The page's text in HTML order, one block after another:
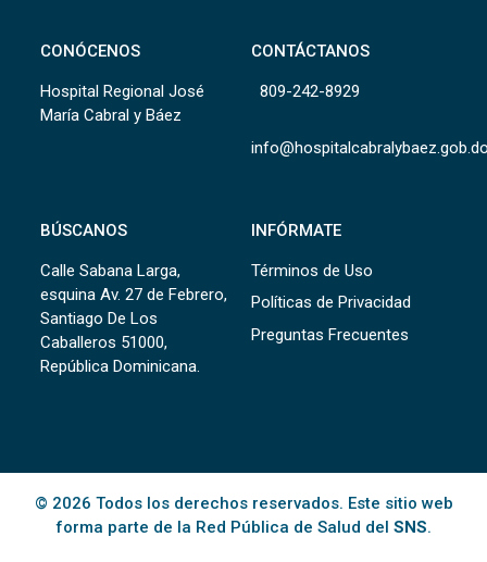
CONÓCENOS
Hospital Regional José
María Cabral y Báez
CONTÁCTANOS
809-242-8929
BÚSCANOS
Calle Sabana Larga,
esquina Av. 27 de Febrero,
Santiago De Los
Caballeros 51000,
República Dominicana.
INFÓRMATE
Términos de Uso
Políticas de Privacidad
Preguntas Frecuentes
© 2026 Todos los derechos reservados. Este sitio web
forma parte de la Red Pública de Salud del SNS.